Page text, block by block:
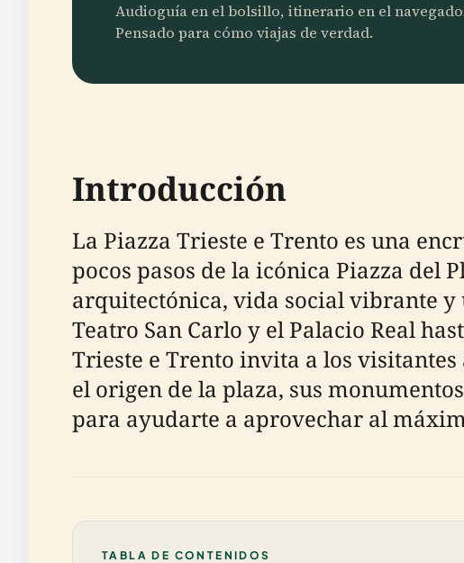
Audioguía en el bolsillo, itinerario en el
Pensado para cómo viajas de verdad.
Introducción
La Piazza Trieste e Trento es una
pocos pasos de la icónica Piazza del
arquitectónica, vida social vibrante y
Teatro San Carlo y el Palacio Real
Trieste e Trento invita a los
el origen de la plaza, sus
para ayudarte a aprovechar al
TABLA DE CONTENIDOS